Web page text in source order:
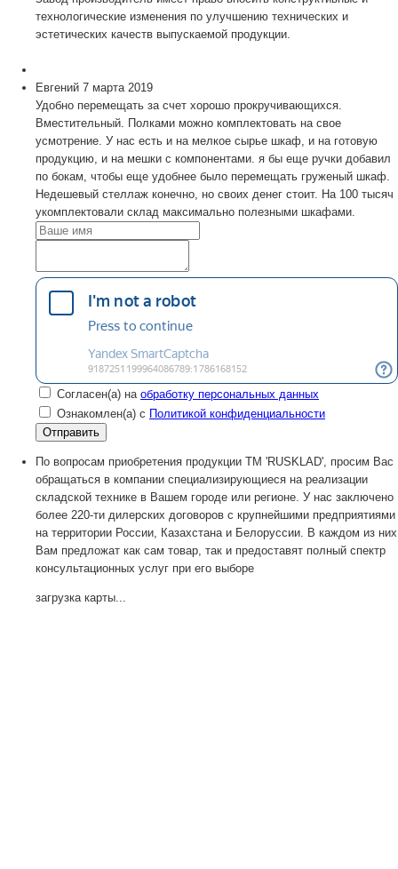
технологические изменения по улучшению технических и
эстетических качеств выпускаемой продукции.
Евгений 7 марта 2019
Удобно перемещать за счет хорошо прокручивающихся.
Вместительный. Полками можно комплектовать на свое
усмотрение. У нас есть и на мелкое сырье шкаф, и на готовую
продукцию, и на мешки с компонентами. я бы еще ручки добавил
по бокам, чтобы еще удобнее было перемещать груженый шкаф.
Недешевый стеллаж конечно, но своих денег стоит. На 100 тысяч
укомплектовали склад максимально полезными шкафами.
Согласен(а) на обработку персональных данных
Ознакомлен(а) с Политикой конфиденциальности
По вопросам приобретения продукции TM 'RUSKLAD', просим Вас
обращаться в компании специализирующиеся на реализации
складской технике в Вашем городе или регионе. У нас заключено
более 220-ти дилерских договоров с крупнейшими предприятиями
на территории России, Казахстана и Белоруссии. В каждом из них
Вам предложат как сам товар, так и предоставят полный спектр
консультационных услуг при его выборе
загрузка карты...